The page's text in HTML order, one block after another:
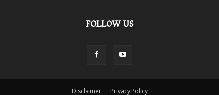
FOLLOW US
Disclaimer Privacy Policy